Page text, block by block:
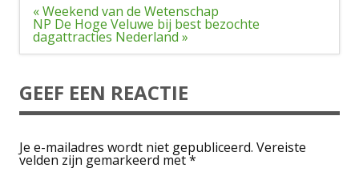
Bericht
navigatie
« Weekend van de Wetenschap
NP De Hoge Veluwe bij best bezochte
dagattracties Nederland »
GEEF EEN REACTIE
Je e-mailadres wordt niet gepubliceerd. Vereiste
velden zijn gemarkeerd met*